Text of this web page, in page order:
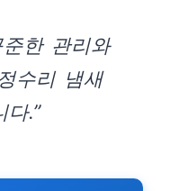
한 관리와
수리 냄새
다.”